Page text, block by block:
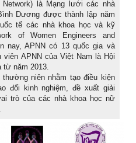
là Mạng lưới các nhà
Dương được thành lập năm
tế các nhà khoa học và kỹ
of Women Engineers and
nay, APNN có 13 quốc gia và
viên APNN của Việt Nam là Hội
từ năm 2013.
niên nhằm tạo điều kiện
đổi kinh nghiệm, đề xuất giải
trò của các nhà khoa học nữ